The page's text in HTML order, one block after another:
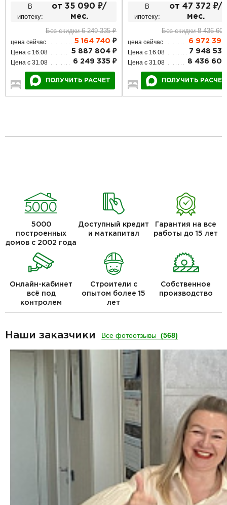
В
ипотеку:
от 35 090 ₽/
мес.
Без скидки 6 249 335 ₽
цена сейчас 5 164 740 ₽
Цена с 16.08 5 887 804 ₽
Цена с 31.08 6 249 335 ₽
4 2 2
ПОЛУЧИТЬ РАСЧЕТ
В
ипотеку:
от 47 372 ₽/
мес.
Без скидки 8 436
цена сейчас 6 972 399
Цена с 16.08 7 948 535
Цена с 31.08 8 436 603
3
ПОЛУЧИТЬ РАСЧЕТ
5000
построенных
домов с 2002 года
Доступный кредит
и маткапитал
Гарантия на все
работы до 15 лет
Онлайн-кабинет
всё под
контролем
Строители с
опытом более 15
лет
Собственное
производство
Наши заказчики Все фотоотзывы (568)